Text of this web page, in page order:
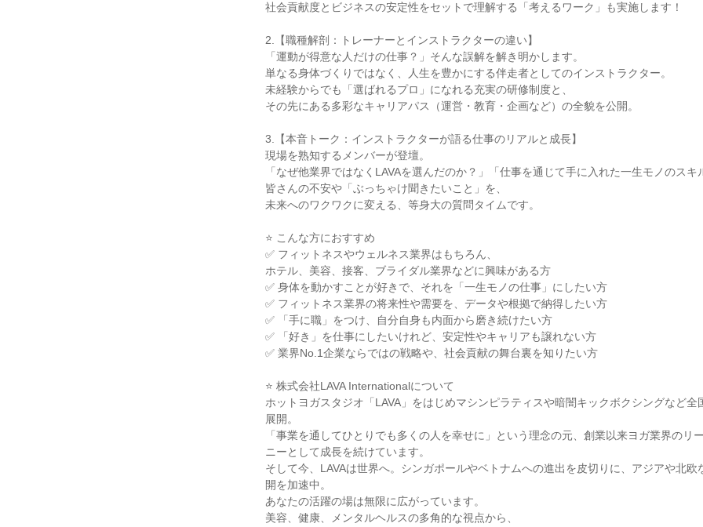
社会貢献度とビジネスの安定性をセットで理解する「考えるワーク」も実施します！
2.【職種解剖：トレーナーとインストラクターの違い】
「運動が得意な人だけの仕事？」そんな誤解を解き明かします。
単なる身体づくりではなく、人生を豊かにする伴走者としてのインストラクター。
未経験からでも「選ばれるプロ」になれる充実の研修制度と、
その先にある多彩なキャリアパス（運営・教育・企画など）の全貌を公開。
3.【本音トーク：インストラクターが語る仕事のリアルと成長】
現場を熟知するメンバーが登壇。
「なぜ他業界ではなくLAVAを選んだのか？」「仕事を通じて手に入れた一生モノのスキ
皆さんの不安や「ぶっちゃけ聞きたいこと」を、
未来へのワクワクに変える、等身大の質問タイムです。
⭐ こんな方におすすめ
✅ フィットネスやウェルネス業界はもちろん、
ホテル、美容、接客、ブライダル業界などに興味がある方
✅ 身体を動かすことが好きで、それを「一生モノの仕事」にしたい方
✅ フィットネス業界の将来性や需要を、データや根拠で納得したい方
✅ 「手に職」をつけ、自分自身も内面から磨き続けたい方
✅ 「好き」を仕事にしたいけれど、安定性やキャリアも譲れない方
✅ 業界No.1企業ならではの戦略や、社会貢献の舞台裏を知りたい方
⭐ 株式会社LAVA Internationalについて
ホットヨガスタジオ「LAVA」をはじめマシンピラティスや暗闇キックボクシングなど全
展開。
「事業を通してひとりでも多くの人を幸せに」という理念の元、創業以来ヨガ業界のリ
ニーとして成長を続けています。
そして今、LAVAは世界へ。シンガポールやベトナムへの進出を皮切りに、アジアや北欧
開を加速中。
あなたの活躍の場は無限に広がっています。
美容、健康、メンタルヘルスの多角的な視点から、